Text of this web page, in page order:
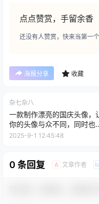
点点赞赏，手留余香
还没有人赞赏，快来当第一个
海报分享 收藏
杂七杂八
一款制作漂亮的国庆头像，
你的头像与众不同，同时也
自己的方式为祖国庆典出一份
2025-9-1 12:45:48
0 条回复 A 文章作者